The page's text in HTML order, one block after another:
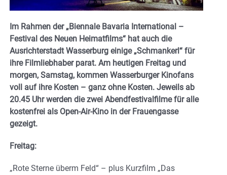
Im Rahmen der „Biennale Bavaria International –
Festival des Neuen Heimatfilms“ hat auch die
Ausrichterstadt Wasserburg einige „Schmankerl“ für
ihre Filmliebhaber parat. Am heutigen Freitag und
morgen, Samstag, kommen Wasserburger Kinofans
voll auf ihre Kosten – ganz ohne Kosten. Jeweils ab
20.45 Uhr werden die zwei Abendfestivalfilme für alle
kostenfrei als Open-Air-Kino in der Frauengasse
gezeigt.
Freitag:
„Rote Sterne überm Feld“ – plus Kurzfilm „Das